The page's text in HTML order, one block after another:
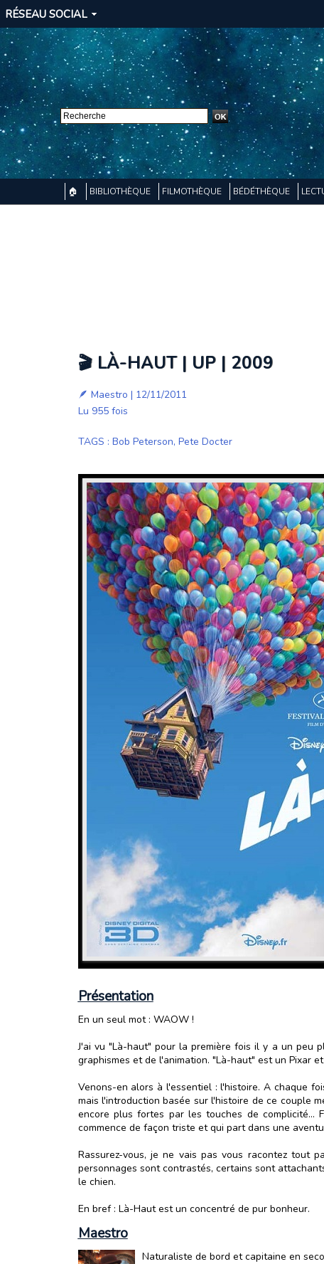
RÉSEAU SOCIAL
🏠 BIBLIOTHÈQUE FILMOTHÈQUE BÉDÉTHÈQUE
🎬 LÀ-HAUT | UP | 2009
🪶 Maestro | 12/11/2011
Lu 955 fois
TAGS : Bob Peterson, Pete Docter
Présentation
En un seul mot : WAOW !
J'ai vu "Là-haut" pour la première fois il y a un peu
graphismes et de l'animation. "Là-haut" est un Pixar
Venons-en alors à l'essentiel : l'histoire. A chaque
mais l'introduction basée sur l'histoire de ce couple
encore plus fortes par les touches de complicité...
commence de façon triste et qui part dans une
Rassurez-vous, je ne vais pas vous racontez tout
personnages sont contrastés, certains sont
le chien.
En bref : Là-Haut est un concentré de pur bonheur.
Maestro
Naturaliste de bord et capitaine en